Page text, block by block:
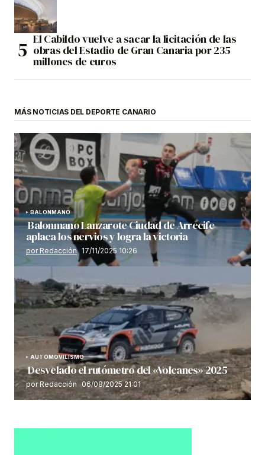
El Cabildo vuelve a sacar la licitación de las
obras del Estadio de Gran Canaria por 235
millones de euros
MÁS NOTICIAS DEL DEPORTE CANARIO
BALONMANO
Balonmano Lanzarote Ciudad de Arrecife
aplaca los nervios y logra la victoria
por Redacción 17/11/2025 10:26
AUTOMOVILISMO
Desvelado el rutómetro del «Volcanes» 2025
por Redacción 06/08/2025 21:01